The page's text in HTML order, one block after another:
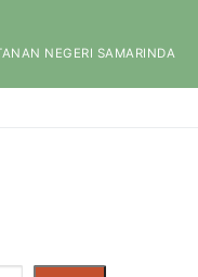
NEGERI SAMARINDA